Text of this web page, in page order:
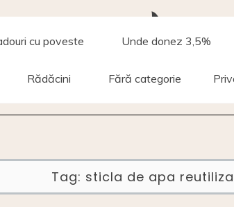
cu poveste Unde donez 3,5%
Rădăcini Fără categorie
Tag: sticla de apa